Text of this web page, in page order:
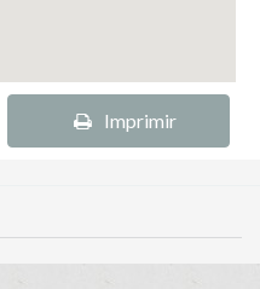
Imprimir